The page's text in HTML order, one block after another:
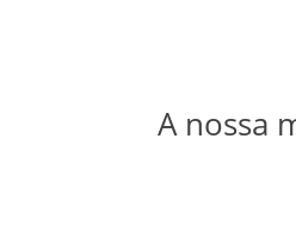
A nossa